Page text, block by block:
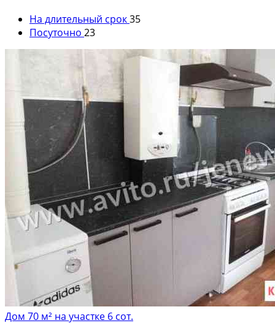
На длительный срок35
Посуточно 23
Дом 70 м² на участке 6 сот.